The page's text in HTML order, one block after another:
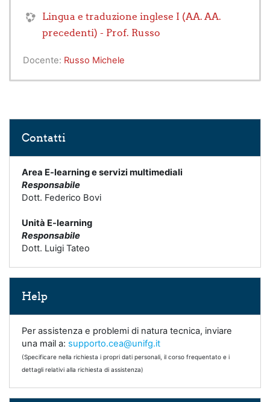
Lingua e traduzione inglese I (AA. AA.
precedenti) - Prof. Russo
Docente: Russo Michele
Contatti
Area E-learning e servizi multimediali
Responsabile
Dott. Federico Bovi
Unità E-learning
Responsabile
Dott. Luigi Tateo
Help
Per assistenza e problemi di natura tecnica, inviare
una mail a: supporto.cea@unifg.it
(Specificare nella richiesta i propri dati personali, il corso frequentato e i
dettagli relativi alla richiesta di assistenza)